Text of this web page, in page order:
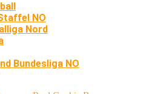
NO
Nord
Bundesliga NO